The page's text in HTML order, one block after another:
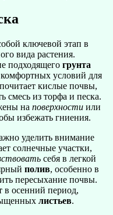
ключевой этап в
вида растения.
подходящего грунта
условий для
кислые почвы,
смесь из торфа и песка.
на поверхности или
избежать гниения.
уделить внимание
солнечные участки,
себя в легкой
полив, особенно в
пересыхание почвы.
в осенний период,
листьев.